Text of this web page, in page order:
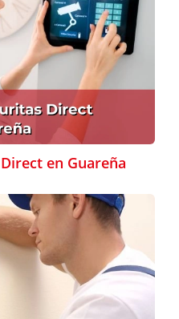
en Guareña